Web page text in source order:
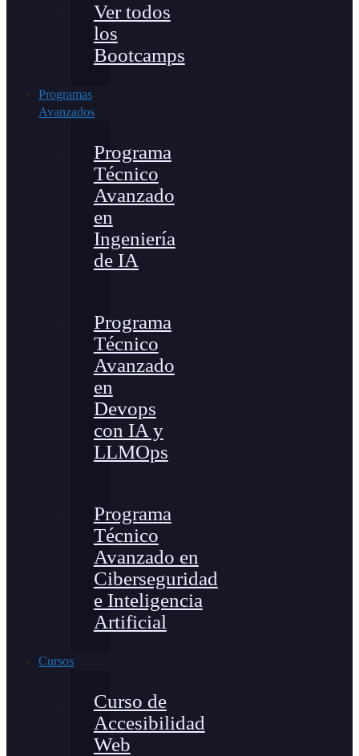
Ver todos
los
Bootcamps
Programas
Avanzados
Programa
Técnico
Avanzado
en
Ingeniería
de IA
Programa
Técnico
Avanzado
en
Devops
con IA y
LLMOps
Programa
Técnico
Avanzado en
Ciberseguridad
e Inteligencia
Artificial
Cursos
Curso de
Accesibilidad
Web